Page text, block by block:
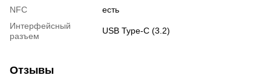
NFC
есть
Интерфейсный
разъем
USB Type-C (3.2)
Отзывы